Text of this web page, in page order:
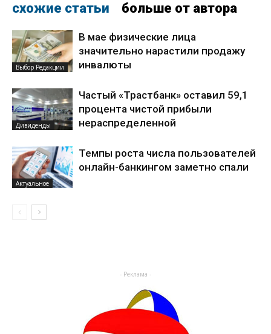
схожие статьи больше от автора
Выбор Редакции
В мае физические лица
значительно нарастили продажу
инвалюты
Дивиденды
Частый «Трастбанк» оставил 59,1
процента чистой прибыли
нераспределенной
Актуальное
Темпы роста числа пользователей
онлайн-банкингом заметно спали
- Реклама -